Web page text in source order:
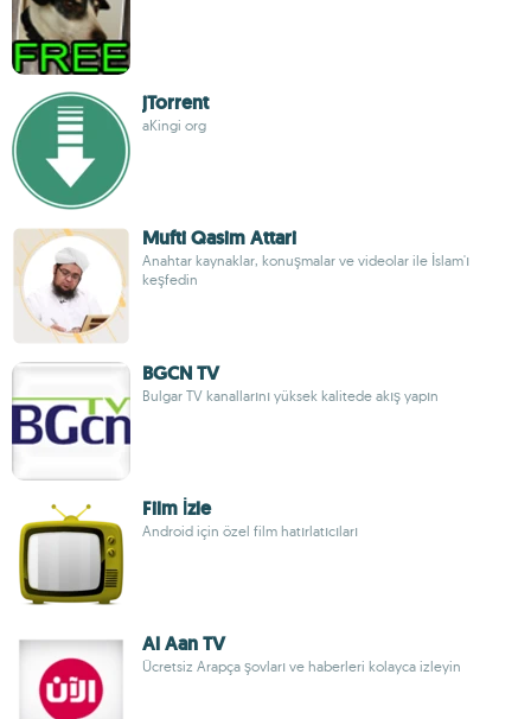
jTorrent
aKingi org
Mufti Qasim Attari
Anahtar kaynaklar, konuşmalar ve videolar ile İslam'ı
keşfedin
BGCN TV
Bulgar TV kanallarını yüksek kalitede akış yapın
Film İzle
Android için özel film hatırlatıcıları
Al Aan TV
Ücretsiz Arapça şovları ve haberleri kolayca izleyin